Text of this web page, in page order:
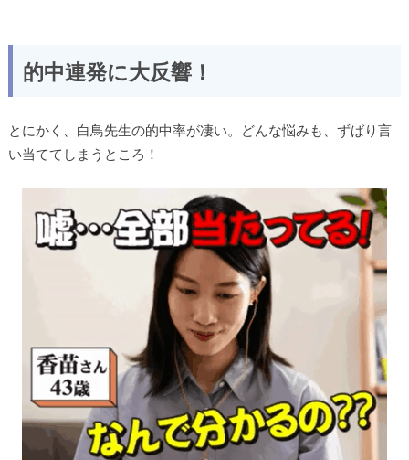
的中連発に大反響！
とにかく、 白鳥先生の的中率が凄い。どんな悩みも、ずばり言
い当ててしまうところ！